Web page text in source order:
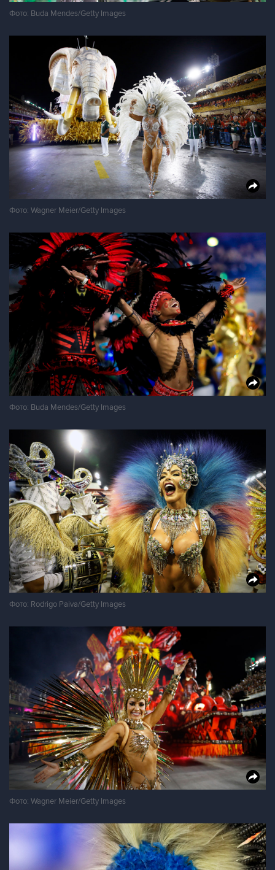
Фото: Buda Mendes/Getty Images
Фото: Wagner Meier/Getty Images
Фото: Buda Mendes/Getty Images
Фото: Rodrigo Paiva/Getty Images
Фото: Wagner Meier/Getty Images